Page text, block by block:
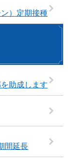
）定期接種
助成します
間延長